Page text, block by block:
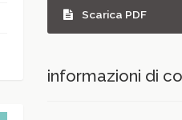
Scarica PDF
informazioni di